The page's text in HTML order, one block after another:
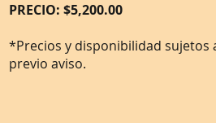
PRECIO: $5,200.00
*Precios y disponibilidad sujetos
previo aviso.